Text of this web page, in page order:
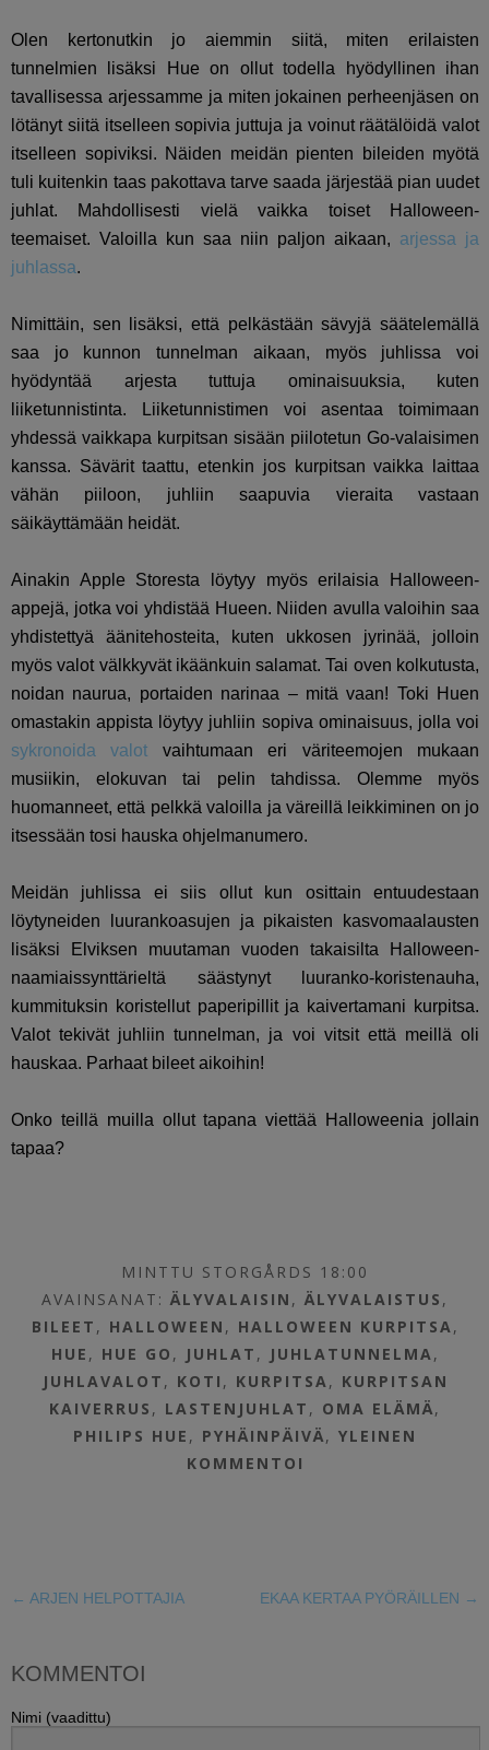
Olen kertonutkin jo aiemmin siitä, miten erilaisten
tunnelmien lisäksi Hue on ollut todella hyödyllinen ihan
tavallisessa arjessamme ja miten jokainen perheenjäsen on
lötänyt siitä itselleen sopivia juttuja ja voinut räätälöidä valot
itselleen sopiviksi. Näiden meidän pienten bileiden myötä
tuli kuitenkin taas pakottava tarve saada järjestää pian uudet
juhlat. Mahdollisesti vielä vaikka toiset Halloween-
teemaiset. Valoilla kun saa niin paljon aikaan, arjessa ja
juhlassa.
Nimittäin, sen lisäksi, että pelkästään sävyjä säätelemällä
saa jo kunnon tunnelman aikaan, myös juhlissa voi
hyödyntää arjesta tuttuja ominaisuuksia, kuten
liiketunnistinta. Liiketunnistimen voi asentaa toimimaan
yhdessä vaikkapa kurpitsan sisään piilotetun Go-valaisimen
kanssa. Sävärit taattu, etenkin jos kurpitsan vaikka laittaa
vähän piiloon, juhliin saapuvia vieraita vastaan
säikäyttämään heidät.
Ainakin Apple Storesta löytyy myös erilaisia Halloween-
appejä, jotka voi yhdistää Hueen. Niiden avulla valoihin saa
yhdistettyä äänitehosteita, kuten ukkosen jyrinää, jolloin
myös valot välkkyvät ikäänkuin salamat. Tai oven kolkutusta,
noidan naurua, portaiden narinaa – mitä vaan! Toki Huen
omastakin appista löytyy juhliin sopiva ominaisuus, jolla voi
sykronoida valot vaihtumaan eri väriteemojen mukaan
musiikin, elokuvan tai pelin tahdissa. Olemme myös
huomanneet, että pelkkä valoilla ja väreillä leikkiminen on jo
itsessään tosi hauska ohjelmanumero.
Meidän juhlissa ei siis ollut kun osittain entuudestaan
löytyneiden luurankoasujen ja pikaisten kasvomaalausten
lisäksi Elviksen muutaman vuoden takaisilta Halloween-
naamiaissynttärieltä säästynyt luuranko-koristenauha,
kummituksin koristellut paperipillit ja kaivertamani kurpitsa.
Valot tekivät juhliin tunnelman, ja voi vitsit että meillä oli
hauskaa. Parhaat bileet aikoihin!
Onko teillä muilla ollut tapana viettää Halloweenia jollain
tapaa?
MINTTU STORGÅRDS 18:00
AVAINSANAT:ÄLYVALAISIN ,ÄLYVALAISTUS ,
BILEET , HALLOWEEN , HALLOWEEN KURPITSA,
HUE , HUE GO , JUHLAT , JUHLATUNNELMA,
JUHLAVALOT , KOTI , KURPITSA, KURPITSAN
KAIVERRUS , LASTENJUHLAT , OMA ELÄMÄ,
PHILIPS HUE , PYHÄINPÄIVÄ,YLEINEN
KOMMENTOI
← ARJEN HELPOTTAJIA EKAA KERTAA PYÖRÄILLEN →
KOMMENTOI
Nimi (vaadittu)